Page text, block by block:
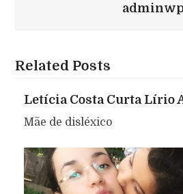
Related Posts
Letícia Costa Curta Lírio
Mãe de disléxico